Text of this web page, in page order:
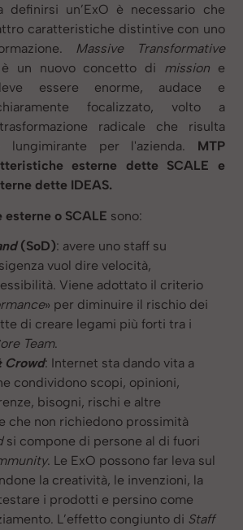
definirsi un’ExO è necessario che
caratteristiche distintive con uno
Massive Transformative
un nuovo concetto di mission e
essere enorme, audace e
focalizzato, volto a
radicale che risulta
lungimirante per l'azienda. MTP
esterne dette SCALE e
dette IDEAS.
o SCALE sono:
(SoD): avere uno staff su
vuol dire velocità,
Viene adottato il criterio
» per diminuire il rischio dei
di creare legami più forti tra i
Team.
Crowd: Internet sta dando vita a
condividono scopi, opinioni,
bisogni, rischi e altre
che non richiedono prossimità
si compone di persone al di fuori
. Le ExO possono far leva sul
la creatività, le invenzioni, la
i prodotti e persino come
L’effetto congiunto di Staff